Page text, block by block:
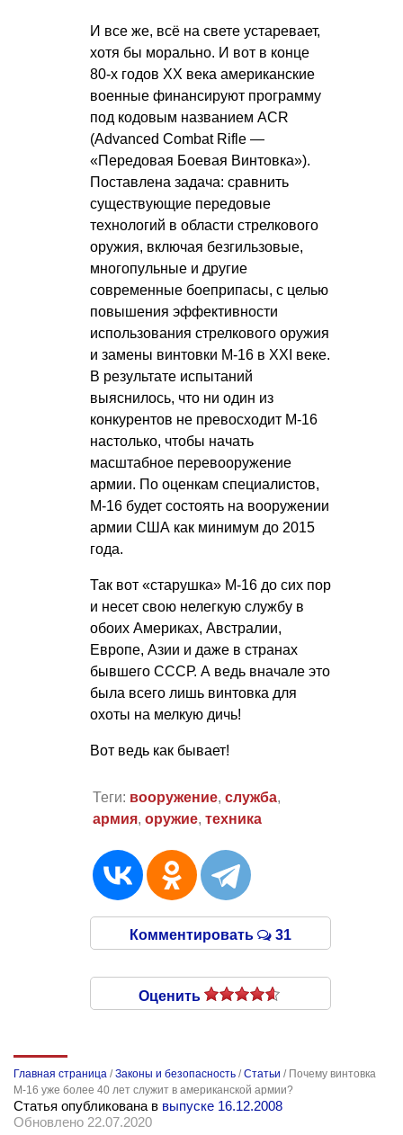
И все же, всё на свете устаревает,
хотя бы морально. И вот в конце
80-х годов ХХ века американские
военные финансируют программу
под кодовым названием ACR
(Advanced Combat Rifle —
«Передовая Боевая Винтовка»).
Поставлена задача: сравнить
существующие передовые
технологий в области стрелкового
оружия, включая безгильзовые,
многопульные и другие
современные боеприпасы, с целью
повышения эффективности
использования стрелкового оружия
и замены винтовки М-16 в XXI веке.
В результате испытаний
выяснилось, что ни один из
конкурентов не превосходит М-16
настолько, чтобы начать
масштабное перевооружение
армии. По оценкам специалистов,
М-16 будет состоять на вооружении
армии США как минимум до 2015
года.
Так вот «старушка» М-16 до сих пор
и несет свою нелегкую службу в
обоих Америках, Австралии,
Европе, Азии и даже в странах
бывшего СССР. А ведь вначале это
была всего лишь винтовка для
охоты на мелкую дичь!
Вот ведь как бывает!
Теги: вооружение, служба,
армия, оружие, техника
Комментировать 31
Оценить
Главная страница /Законы и безопасность /Статьи / Почему винтовка
М-16 уже более 40 лет служит в американской армии?
Статья опубликована в выпуске 16.12.2008
Обновлено 22.07.2020